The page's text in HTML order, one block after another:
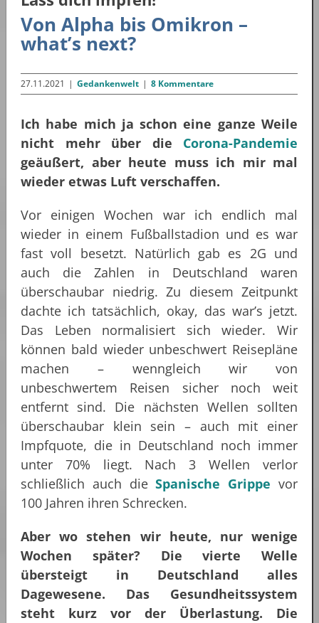
Von Alpha bis Omikron –
what’s next?
27.11.2021 | Gedankenwelt | 8 Kommentare
Ich habe mich ja schon eine ganze Weile
nicht mehr über die Corona-Pandemie
geäußert, aber heute muss ich mir mal
wieder etwas Luft verschaffen.
Vor einigen Wochen war ich endlich mal
wieder in einem Fußballstadion und es war
fast voll besetzt. Natürlich gab es 2G und
auch die Zahlen in Deutschland waren
überschaubar niedrig. Zu diesem Zeitpunkt
dachte ich tatsächlich, okay, das war’s jetzt.
Das Leben normalisiert sich wieder. Wir
können bald wieder unbeschwert Reisepläne
machen – wenngleich wir von
unbeschwertem Reisen sicher noch weit
entfernt sind. Die nächsten Wellen sollten
überschaubar klein sein – auch mit einer
Impfquote, die in Deutschland noch immer
unter 70% liegt. Nach 3 Wellen verlor
schließlich auch dieSpanische Grippe vor
100 Jahren ihren Schrecken.
Aber wo stehen wir heute, nur wenige
Wochen später?
Die vierte Welle
übersteigt in Deutschland alles
Dagewesene.
Das Gesundheitssystem
steht kurz vor der Überlastung. Die